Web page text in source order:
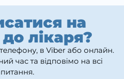
на
лікаря?
в Viber або онлайн.
час та відповімо на всі